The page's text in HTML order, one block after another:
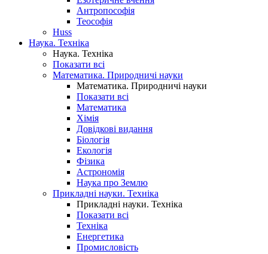
Антропософія
Теософія
Huss
Наука. Техніка
Наука. Техніка
Показати всі
Математика. Природничі науки
Математика. Природничі науки
Показати всі
Математика
Хімія
Довідкові видання
Біологія
Екологія
Фізика
Астрономія
Наука про Землю
Прикладні науки. Техніка
Прикладні науки. Техніка
Показати всі
Техніка
Енергетика
Промисловість